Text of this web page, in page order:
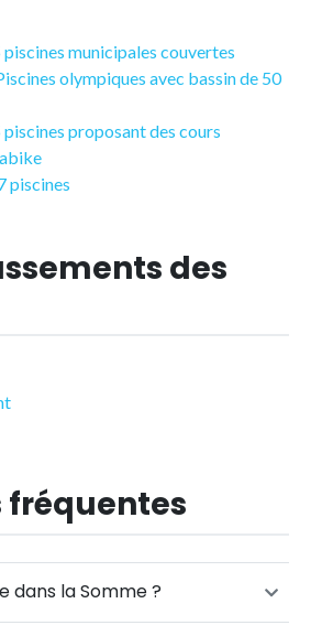
piscines municipales couvertes
olympiques avec bassin de 50
piscines proposant des cours
piscines
des
fréquentes
dans la Somme ?